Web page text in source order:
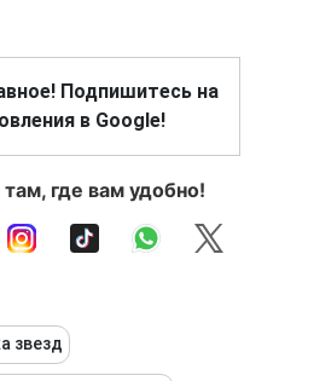
Подпишитесь на
в Google!
где вам удобно!
звезд